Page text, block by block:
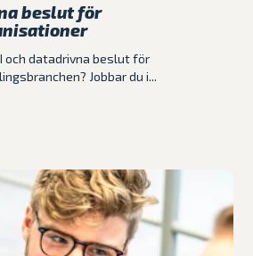
beslut för
och datadrivna beslut för
Jobbar du i...